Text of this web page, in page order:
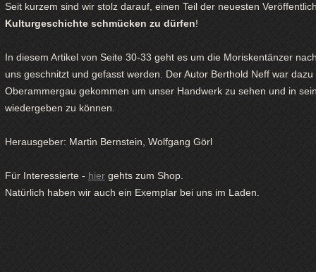
Seit kurzem sind wir stolz darauf, einen Teil der neuesten
Kulturgeschichte schmücken zu dürfen!
In diesem Artikel von Seite 30-33 geht es um die Moriskentänzer
uns geschnitzt und gefasst werden. Der Autor Berthold Neff war
Oberammergau gekommen um unser Handwerk zu sehen und in
wiedergeben zu können.
Herausgeber: Martin Bernstein, Wolfgang Görl
Für Interessierte - hier gehts zum Shop.
Natürlich haben wir auch ein Exemplar bei uns im Laden.